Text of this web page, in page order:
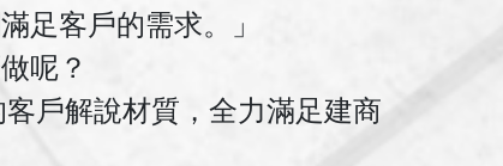
足客戶的需求。」
呢？
戶解說材質，全力滿足建商